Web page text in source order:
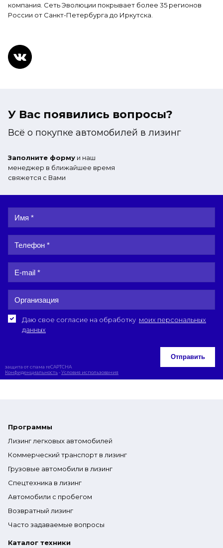
компания. Сеть Эволюции покрывает более 35 регионов
России от Санкт-Петербурга до Иркутска.
У Вас появились вопросы?
Всё о покупке автомобилей в лизинг
Заполните форму и наш
менеджер в ближайшее время
свяжется с Вами
Даю свое согласие на обработку моих персональных
данных
Отправить
защита от спама reCAPTCHA
Конфиденциальность-Условия использования
Программы
Лизинг легковых автомобилей
Коммерческий транспорт в лизинг
Грузовые автомобили в лизинг
Спецтехника в лизинг
Автомобили с пробегом
Возвратный лизинг
Часто задаваемые вопросы
Каталог техники